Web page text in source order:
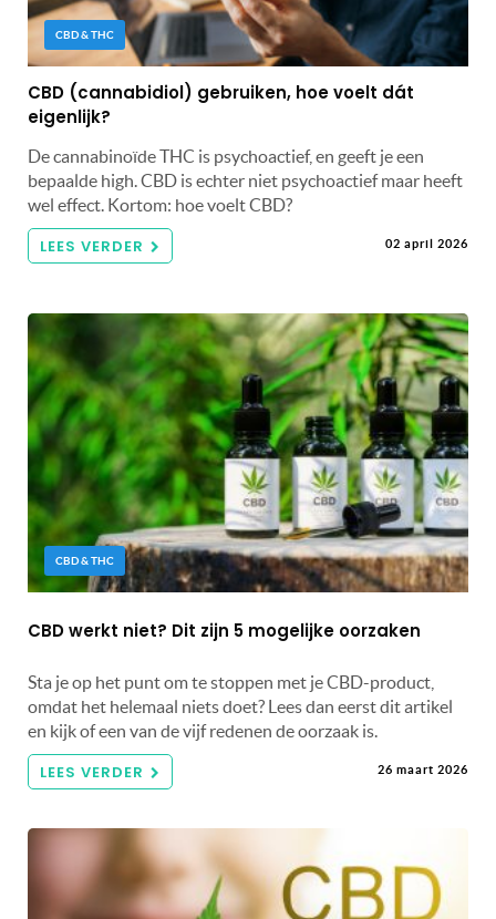
CBD & THC
CBD (cannabidiol) gebruiken, hoe voelt dát
eigenlijk?
De cannabinoïde THC is psychoactief, en geeft je een
bepaalde high. CBD is echter niet psychoactief maar heeft
wel effect. Kortom: hoe voelt CBD?
LEES VERDER 02 april 2026
CBD & THC
CBD werkt niet? Dit zijn 5 mogelijke oorzaken
Sta je op het punt om te stoppen met je CBD-product,
omdat het helemaal niets doet? Lees dan eerst dit artikel
en kijk of een van de vijf redenen de oorzaak is.
LEES VERDER 26 maart 2026